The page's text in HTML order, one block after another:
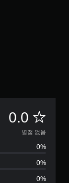
0.0 별
점
없
음
별점 없음
0%
0%
0%